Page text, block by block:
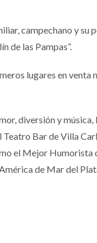
campechano y su
de las Pampas”.
lugares en venta
diversión y música,
Bar de Villa
el Mejor Humorista
de Mar del